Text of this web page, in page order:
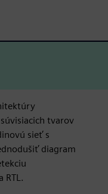
tvarov
sieť s
diagram
RTL.